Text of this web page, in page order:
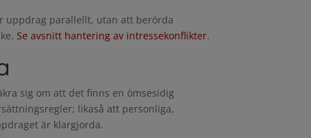
uppdrag parallellt, utan att berörda
Se avsnitt hantering av intressekonflikter.
sig om att det finns en ömsesidig
likaså att personliga,
är klargjorda.